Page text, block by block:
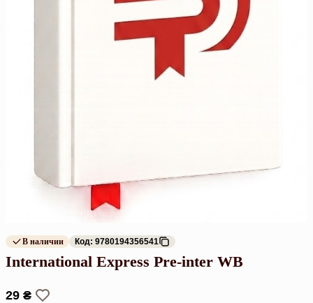
В наличии Код: 9780194356541
International Express Pre-inter WB
29 ₴